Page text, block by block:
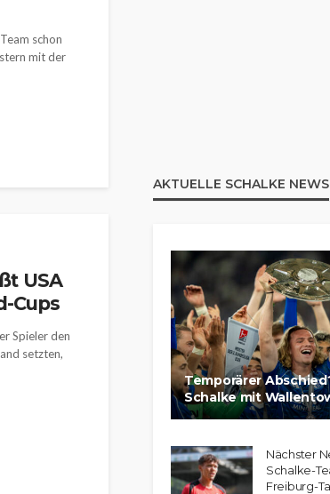
schon
mit der
USA
Cups
Spieler den
setzten,
AKTUELLE SCHALKE NEWS
Temporärer
Schalke mit
Nächster
Schalke-
Freiburg-